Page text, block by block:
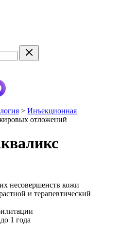
> Инъекционная
отложений
несовершенств кожи
и терапевтический
1 года